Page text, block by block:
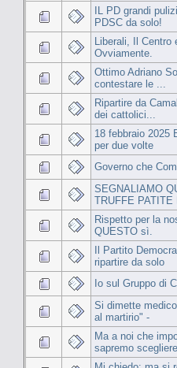
IL PD grandi
PDSC da solo!
Liberali, Il Centro
Ovviamente.
Ottimo Adriano
contestare le ...
Ripartire da
dei cattolici...
18 febbraio 2025
per due volte
Governo che
SEGNALIAMO
TRUFFE PATITE
Rispetto per la
QUESTO sì.
Il Partito
ripartire da solo
Io sul Gruppo di
Si dimette
al martirio" -
Ma a noi che
sapremo scegliere.